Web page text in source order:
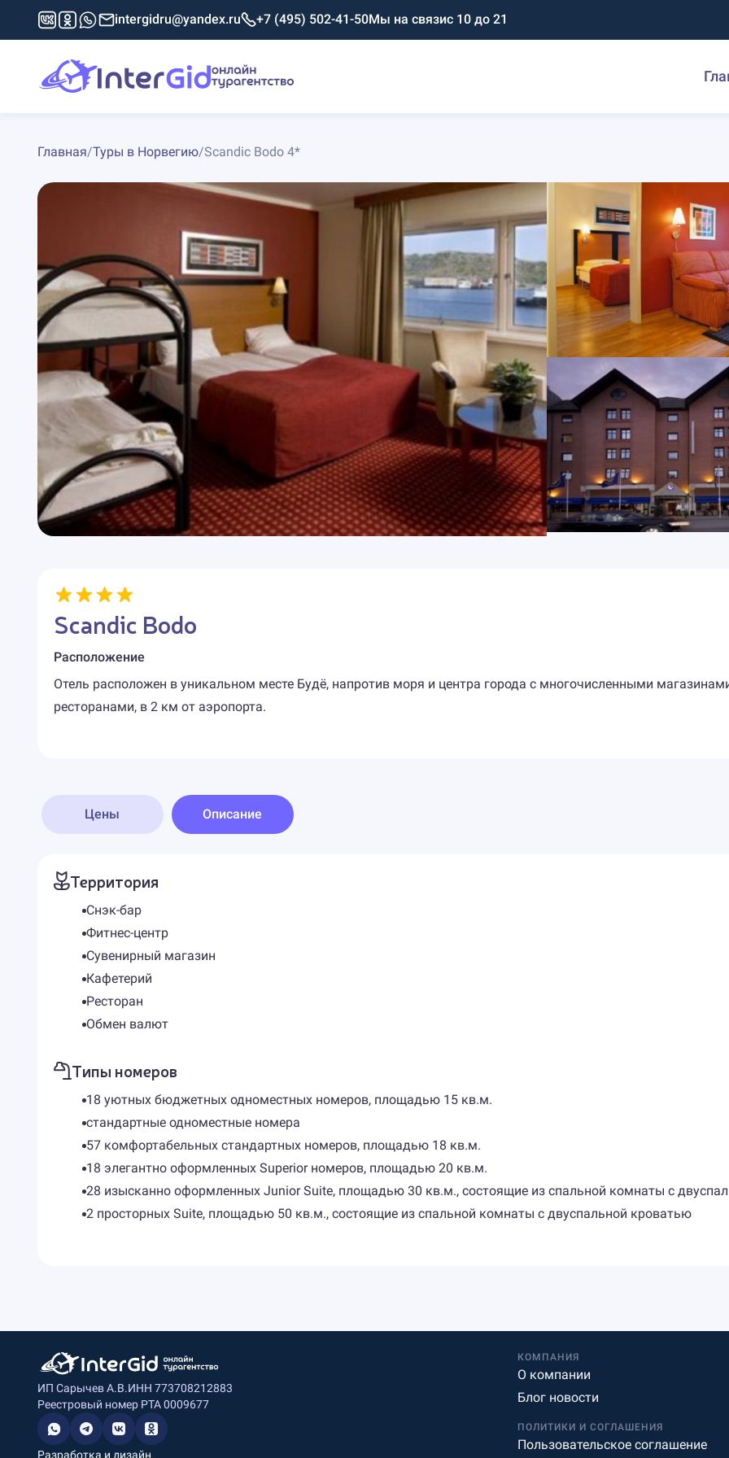
intergidru@yandex.ru +7 (495) 502-41-50Мы на связис 10 до 21
Главная/Туры в Норвегию/Scandic Bodo 4*
Scandic Bodo
Расположение
Отель расположен в уникальном месте Будё, напротив моря и центра города с многочисленными
ресторанами, в 2 км от аэропорта.
Цены Описание
Территория
Снэк-бар
Фитнес-центр
Сувенирный магазин
Кафетерий
Ресторан
Обмен валют
Типы номеров
18 уютных бюджетных одноместных номеров, площадью 15 кв.м.
стандартные одноместные номера
57 комфортабельных стандартных номеров, площадью 18 кв.м.
18 элегантно оформленных Superior номеров, площадью 20 кв.м.
28 изысканно оформленных Junior Suite, площадью 30 кв.м., состоящие из спальной комнаты с
2 просторных Suite, площадью 50 кв.м., состоящие из спальной комнаты с двуспальной кроватью
ИП Сарычев А.В.ИНН 773708212883
Реестровый номер РТА 0009677
Разработка и дизайн
КОМПАНИЯ
О компании
Блог новости
ПОЛИТИКИ И СОГЛАШЕНИЯ
Пользовательское соглашение